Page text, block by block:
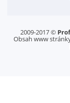
2009-2017 ©
Obsah www